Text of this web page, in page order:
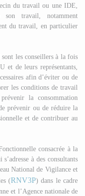
du travail ou une IDE,
travail, notamment
du travail, en particulier
les conseillers à la fois
et de leurs représentants,
afin d’éviter ou de
les conditions de travail
la consommation
prévenir ou de réduire la
et de contribuer au
consacrée à la
à des consultants
National de Vigilance et
(RNV3P) dans le cadre
et l’Agence nationale de